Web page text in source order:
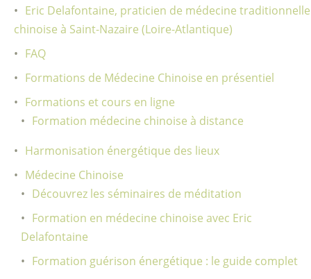
Eric Delafontaine, praticien de médecine traditionnelle
chinoise à Saint-Nazaire (Loire-Atlantique)
FAQ
Formations de Médecine Chinoise en présentiel
Formations et cours en ligne
Formation médecine chinoise à distance
Harmonisation énergétique des lieux
Médecine Chinoise
Découvrez les séminaires de méditation
Formation en médecine chinoise avec Eric
Delafontaine
Formation guérison énergétique : le guide complet